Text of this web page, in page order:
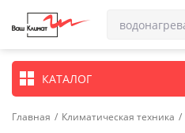
КАТАЛОГ
Главная / Климатическая техника /